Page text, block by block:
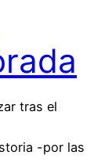
tras el
-por las